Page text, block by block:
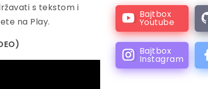
s tekstom i
na Play.
Bajtbox
Youtube
Bajtbox
Instagram